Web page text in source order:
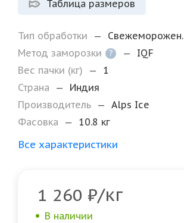
Таблица размеров
Тип обработки —
Свежеморожен.
Метод заморозки
? —
IQF
Вес пачки (кг)
—
1
Страна
—
Индия
Производитель — Alps Ice
Фасовка
— 10.8 кг
Все характеристики
1 260 ₽/кг
В наличии